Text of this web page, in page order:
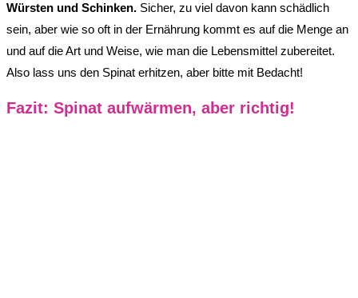
Würsten und Schinken. Sicher, zu viel davon kann schädlich
sein, aber wie so oft in der Ernährung kommt es auf die Menge an
und auf die Art und Weise, wie man die Lebensmittel zubereitet.
Also lass uns den Spinat erhitzen, aber bitte mit Bedacht!
Fazit: Spinat aufwärmen, aber richtig!